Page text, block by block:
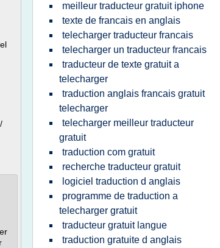
/
meilleur traducteur gratuit iphone
texte de francais en anglais
telecharger traducteur francais
telecharger un traducteur francais
traducteur de texte gratuit a
telecharger
traduction anglais francais gratuit
telecharger
telecharger meilleur traducteur
gratuit
traduction com gratuit
recherche traducteur gratuit
logiciel traduction d anglais
programme de traduction a
telecharger gratuit
traducteur gratuit langue
traduction gratuite d anglais